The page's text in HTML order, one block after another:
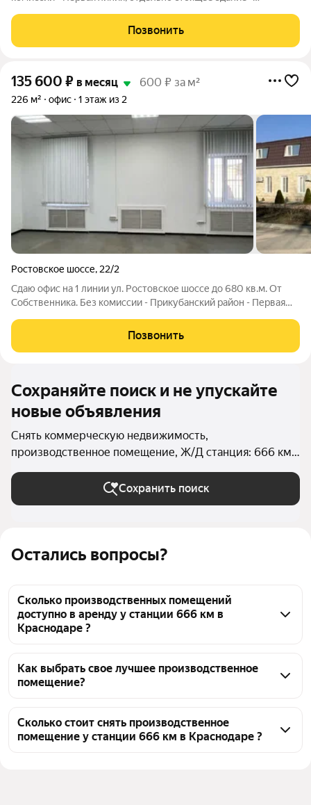
Остались вопросы?
Сколько производственных помещений
доступно в аренду у станции 666 км в
Краснодаре ?
Краснодаре доступно в аренду 10
производственных помещений, из них 6
Как выбрать свое лучшее производственное
помещение?
станции 666 км, воспользуйтесь удобными
фильтрами и сортировкой для выбора среди
Сколько стоит снять производственное
помещение у станции 666 км в Краснодаре ?
пути, рядом остановка общественного транспорта - Арендные
каникулы и ремонт обсуждаются
Позвонить
135 600 ₽ в месяц 600 ₽ за м²
226 м² офис 1 этаж из 2
Ростовское шоссе, 22/2
Сдаю офис на 1 линии ул. Ростовское шоссе до 680 кв.м. От
Собственника. Без комиссии - Прикубанский район - Первая
Располагается вдоль основной въездной/выездной артерии
города - Удобный
Позвонить
Сохраняйте поиск и не упускайте
новые объявления
Снять коммерческую недвижимость,
производственное помещение, Ж/Д станция: 666 км
в Краснодаре
Сохранить поиск